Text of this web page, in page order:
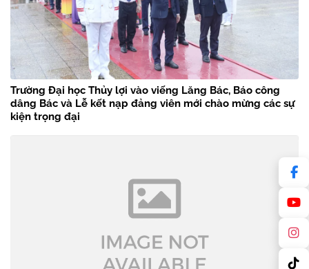
Trường Đại học Thủy lợi vào viếng Lăng Bác, Báo công
dâng Bác và Lễ kết nạp đảng viên mới chào mừng các sự
kiện trọng đại